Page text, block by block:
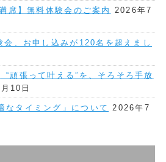
席】無料体験会のご案内
2026年7
会、お申し込みが120名を超えまし
“頑張って叶える”を、そろそろ手放
10日
なタイミング」について
2026年7